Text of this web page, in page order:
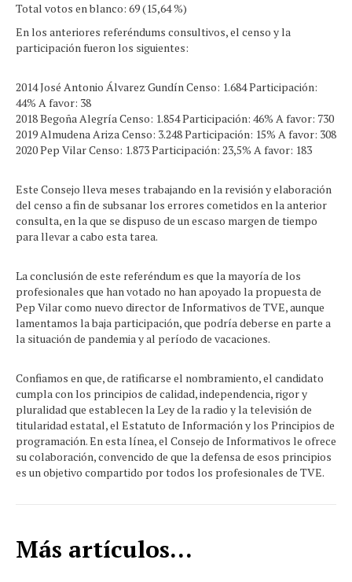
Total votos en blanco: 69 (15,64 %)
En los anteriores referéndums consultivos, el censo y la
participación fueron los siguientes:
2014 José Antonio Álvarez Gundín Censo: 1.684 Participación:
44% A favor: 38
2018 Begoña Alegría Censo: 1.854 Participación: 46% A favor: 730
2019 Almudena Ariza Censo: 3.248 Participación: 15% A favor: 308
2020 Pep Vilar Censo: 1.873 Participación: 23,5% A favor: 183
Este Consejo lleva meses trabajando en la revisión y elaboración
del censo a fin de subsanar los errores cometidos en la anterior
consulta, en la que se dispuso de un escaso margen de tiempo
para llevar a cabo esta tarea.
La conclusión de este referéndum es que la mayoría de los
profesionales que han votado no han apoyado la propuesta de
Pep Vilar como nuevo director de Informativos de TVE, aunque
lamentamos la baja participación, que podría deberse en parte a
la situación de pandemia y al período de vacaciones.
Confiamos en que, de ratificarse el nombramiento, el candidato
cumpla con los principios de calidad, independencia, rigor y
pluralidad que establecen la Ley de la radio y la televisión de
titularidad estatal, el Estatuto de Información y los Principios de
programación. En esta línea, el Consejo de Informativos le ofrece
su colaboración, convencido de que la defensa de esos principios
es un objetivo compartido por todos los profesionales de TVE.
Más artículos...